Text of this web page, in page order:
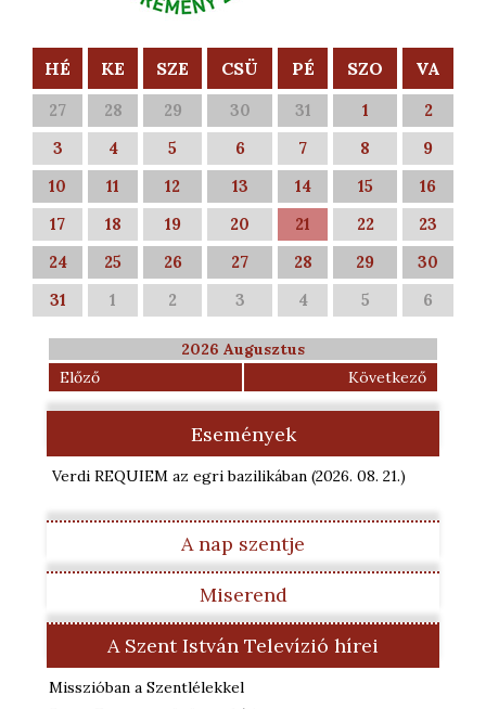
HÉ KE SZE CSÜ PÉ SZO VA
27 28 29 30 31 1
2
3
4 5 6 7 8
9
10
11 12 13 14 15
16
17
18 19 20 21 22
23
24
25 26 27 28 29
30
31
1 2 3 4 5 6
2026 Augusztus
Előző
Következő
Események
Verdi REQUIEM az egri bazilikában (2026. 08. 21.)
A nap szentje
Miserend
A Szent István Televízió hírei
Misszióban a Szentlélekkel